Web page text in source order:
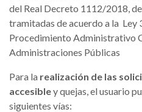
del Real Decreto 1112/2018,
tramitadas de acuerdo a la Ley
Procedimiento Administrativo
Administraciones Públicas
Para la realización de las
accesibley quejas, el usuario
siguientes vías: